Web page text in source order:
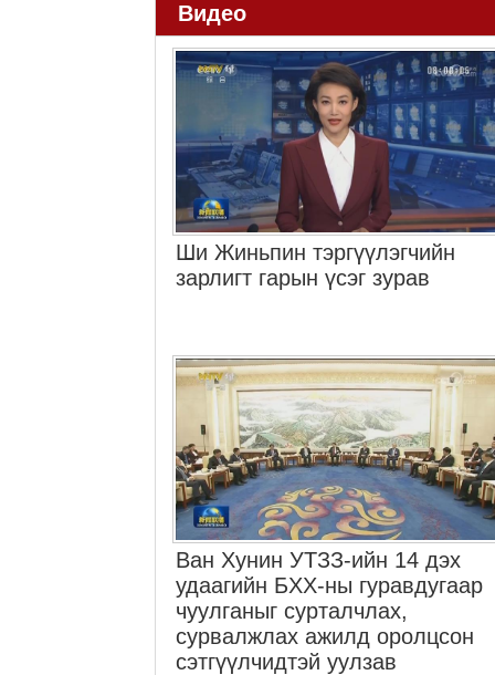
Видео
Ши Жиньпин тэргүүлэгчийн
зарлигт гарын үсэг зурав
Ван Хунин УТЗЗ-ийн 14 дэх
удаагийн БХХ-ны гуравдугаар
чуулганыг сурталчлах,
сурвалжлах ажилд оролцсон
сэтгүүлчидтэй уулзав